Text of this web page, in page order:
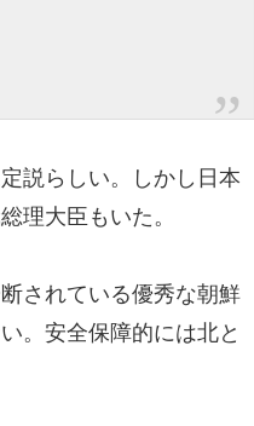
説らしい。しかし日本
理大臣もいた。
されている優秀な朝鮮
。安全保障的には北と